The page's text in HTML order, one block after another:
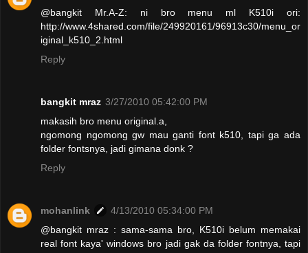
@bangkit Mr.A-Z: ni bro menu ml K510i ori:
http://www.4shared.com/file/249920161/96913c30/menu_or
iginal_k510_2.html
Reply
bangkit mraz 3/27/2010 05:42:00 PM
makasih bro menu original.a,
ngomong ngomong gw mau ganti font k510, tapi ga ada
folder fontsnya, jadi gimana donk ?
Reply
mohanlink
4/13/2010 05:34:00 PM
@bangkit mraz : sama-sama bro, K510i belum memakai
real font kaya' windows bro jadi gak da folder fontnya, tapi